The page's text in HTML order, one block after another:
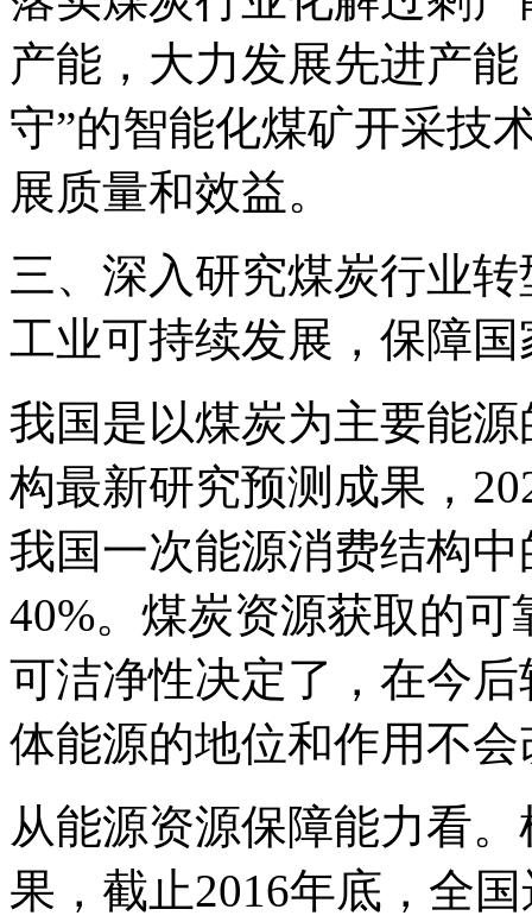
产能，大力发展先进产
守”的智能化煤矿开采技
展质量和效益。
三、深入研究煤炭行业
工业可持续发展，保障
我国是以煤炭为主要能
构最新研究预测成果，
我国一次能源消费结构
40%。煤炭资源获取的
可洁净性决定了，在今
体能源的地位和作用不会
从能源资源保障能力看
果，截止2016年底，全